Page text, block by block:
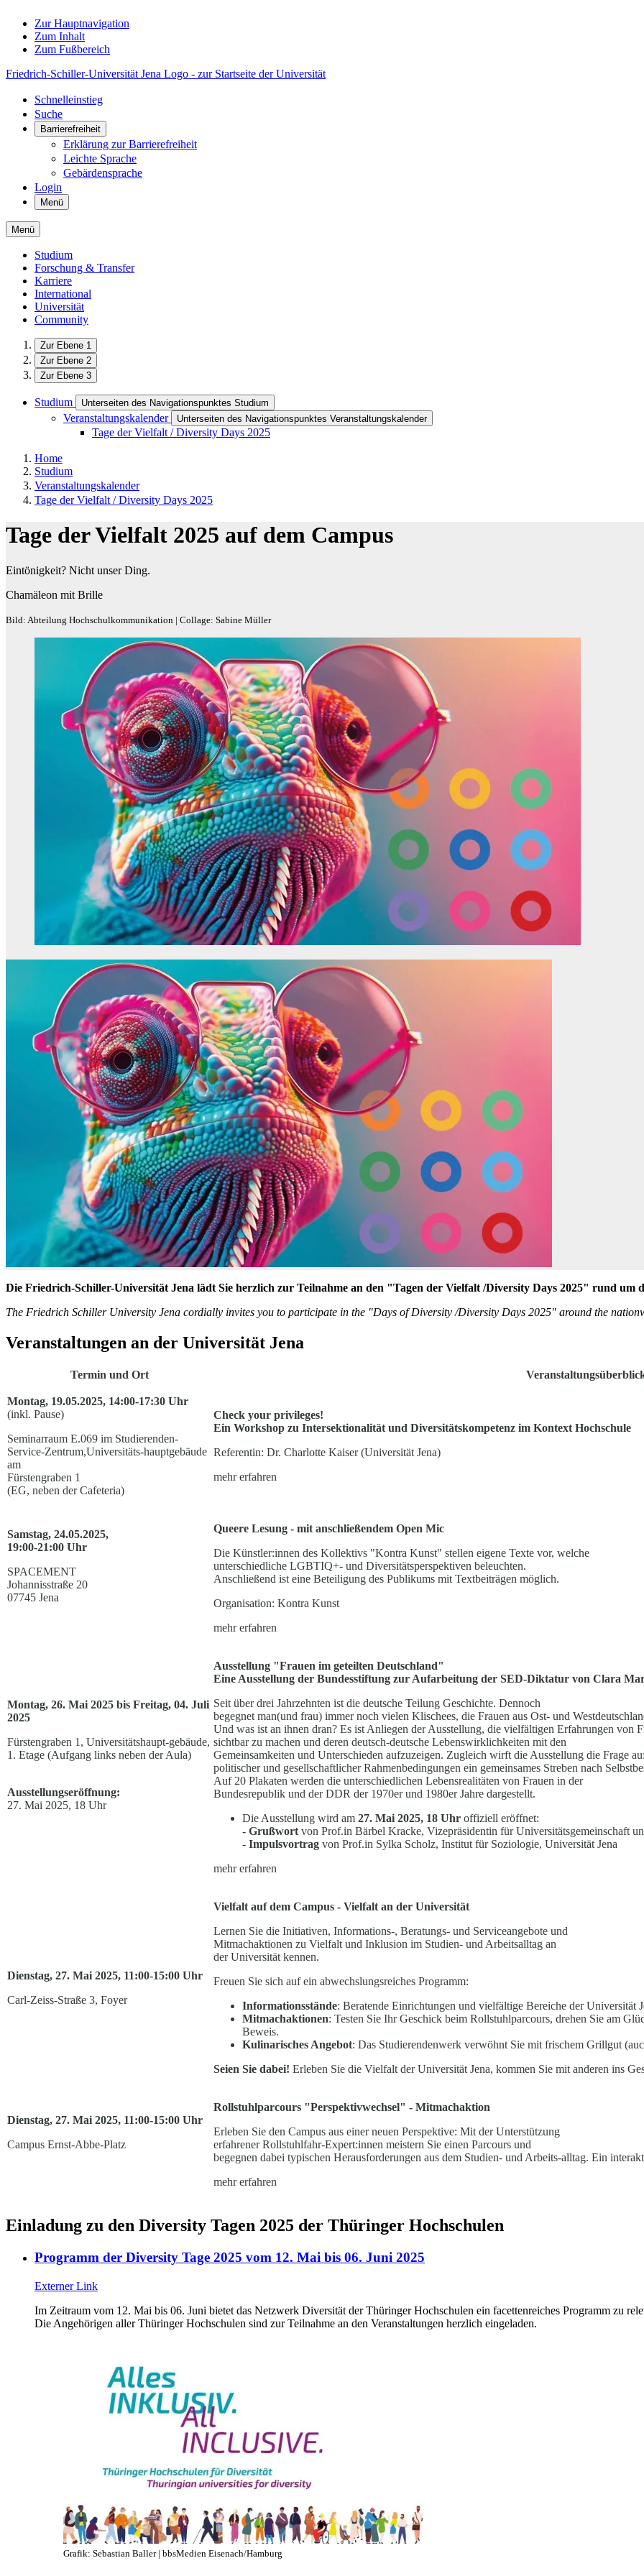
Zur Hauptnavigation
Zum Inhalt
Zum Fußbereich
Friedrich-Schiller-Universität Jena Logo - zur Startseite der Universität
Schnelleinstieg
Suche
Barrierefreiheit
Erklärung zur Barrierefreiheit
Leichte Sprache
Gebärdensprache
Login
Menü
Menü
Studium
Forschung & Transfer
Karriere
International
Universität
Community
Zur Ebene 1
Zur Ebene 2
Zur Ebene 3
Studium Unterseiten des Navigationspunktes Studium
Veranstaltungskalender Unterseiten des Navigationspunktes Veranstaltungskalender
Tage der Vielfalt / Diversity Days 2025
Home
Studium
Veranstaltungskalender
Tage der Vielfalt / Diversity Days 2025
Tage der Vielfalt 2025 auf dem Campus
Eintönigkeit? Nicht unser Ding.
Chamäleon mit Brille
Bild: Abteilung Hochschulkommunikation | Collage: Sabine Müller
Die Friedrich-Schiller-Universität Jena lädt Sie herzlich zur Teilnahme an den "Tagen der Vielfalt /Diversity Days 2025" rund um
The Friedrich Schiller University Jena cordially invites you to participate in the "Days of Diversity /Diversity Days 2025" around the
Veranstaltungen an der Universität Jena
Termin und Ort
Montag, 19.05.2025, 14:00-17:30 Uhr
(inkl. Pause)
Seminarraum E.069 im Studierenden-
Service-Zentrum,Universitäts-hauptgebäude
am
Fürstengraben 1
(EG, neben der Cafeteria)
Check your privileges!
Ein Workshop zu Intersektionalität und Diversitätskompetenz im Kontext Hochschule
Referentin: Dr. Charlotte Kaiser (Universität Jena)
mehr erfahren
Samstag, 24.05.2025,
19:00-21:00 Uhr
SPACEMENT
Johannisstraße 20
07745 Jena
Queere Lesung - mit anschließendem Open Mic
Die Künstler:innen des Kollektivs "Kontra Kunst" stellen eigene Texte vor, welche
unterschiedliche LGBTIQ+- und Diversitätsperspektiven beleuchten.
Anschließend ist eine Beteiligung des Publikums mit Textbeiträgen möglich.
Organisation: Kontra Kunst
mehr erfahren
Montag, 26. Mai 2025 bis Freitag, 04. Juli
2025
Fürstengraben 1, Universitätshaupt-gebäude,
1. Etage (Aufgang links neben der Aula)
Ausstellungseröffnung:
27. Mai 2025, 18 Uhr
Ausstellung "Frauen im geteilten Deutschland"
Eine Ausstellung der Bundesstiftung zur Aufarbeitung der SED-Diktatur von Clara
Seit über drei Jahrzehnten ist die deutsche Teilung Geschichte. Dennoch
begegnet man(und frau) immer noch vielen Klischees, die Frauen aus Ost- und
Und was ist an ihnen dran? Es ist Anliegen der Ausstellung, die vielfältigen Erfahrungen von
sichtbar zu machen und deren deutsch-deutsche Lebenswirklichkeiten mit den
Gemeinsamkeiten und Unterschieden aufzuzeigen. Zugleich wirft die Ausstellung die Frage
politischer und gesellschaftlicher Rahmenbedingungen ein gemeinsames Streben nach
Auf 20 Plakaten werden die unterschiedlichen Lebensrealitäten von Frauen in der
Bundesrepublik und der DDR der 1970er und 1980er Jahre dargestellt.
Die Ausstellung wird am 27. Mai 2025, 18 Uhr offiziell eröffnet:
- Grußwort von Prof.in Bärbel Kracke, Vizepräsidentin für Universitätsgemeinschaft
- Impulsvortrag von Prof.in Sylka Scholz, Institut für Soziologie, Universität Jena
mehr erfahren
Dienstag, 27. Mai 2025, 11:00-15:00 Uhr
Carl-Zeiss-Straße 3, Foyer
Vielfalt auf dem Campus - Vielfalt an der Universität
Lernen Sie die Initiativen, Informations-, Beratungs- und Serviceangebote und
Mitmachaktionen zu Vielfalt und Inklusion im Studien- und Arbeitsalltag an
der Universität kennen.
Freuen Sie sich auf ein abwechslungsreiches Programm:
Informationsstände: Beratende Einrichtungen und vielfältige Bereiche der Universität
Mitmachaktionen: Testen Sie Ihr Geschick beim Rollstuhlparcours, drehen Sie am
Beweis.
Kulinarisches Angebot: Das Studierendenwerk verwöhnt Sie mit frischem Grillgut
Seien Sie dabei! Erleben Sie die Vielfalt der Universität Jena, kommen Sie mit anderen ins
Dienstag, 27. Mai 2025, 11:00-15:00 Uhr
Campus Ernst-Abbe-Platz
Rollstuhlparcours "Perspektivwechsel" - Mitmachaktion
Erleben Sie den Campus aus einer neuen Perspektive: Mit der Unterstützung
erfahrener Rollstuhlfahr-Expert:innen meistern Sie einen Parcours und
begegnen dabei typischen Herausforderungen aus dem Studien- und Arbeits-alltag. Ein
mehr erfahren
Einladung zu den Diversity Tagen 2025 der Thüringer Hochschulen
Programm der Diversity Tage 2025 vom 12. Mai bis 06. Juni 2025
Externer Link
Im Zeitraum vom 12. Mai bis 06. Juni bietet das Netzwerk Diversität der Thüringer Hochschulen ein facettenreiches Programm zu
Die Angehörigen aller Thüringer Hochschulen sind zur Teilnahme an den Veranstaltungen herzlich eingeladen.
Grafik: Sebastian Baller | bbsMedien Eisenach/Hamburg